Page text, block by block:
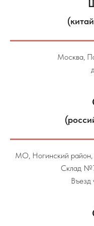
Москва,
МО, Ногинский
Склад